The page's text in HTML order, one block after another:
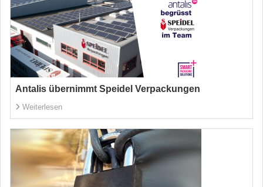
Antalis übernimmt Speidel Verpackungen
Weiterlesen